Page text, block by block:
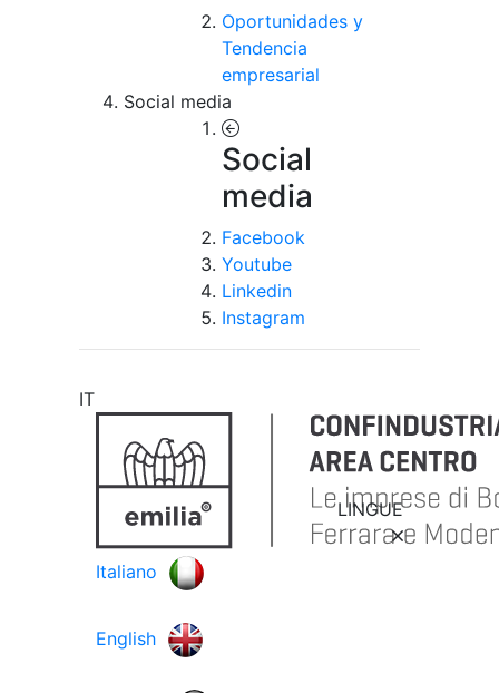
Oportunidades y
Tendencia
empresarial
Social media
Social
media
Facebook
Youtube
Linkedin
Instagram
IT
LINGUE
Italiano
English